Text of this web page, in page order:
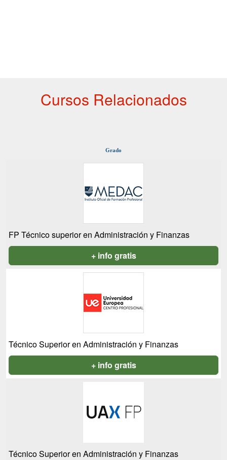
Cursos Relacionados
Grado
FP Técnico superior en Administración y Finanzas
+ info gratis
Técnico Superior en Administración y Finanzas
+ info gratis
Técnico Superior en Administración y Finanzas